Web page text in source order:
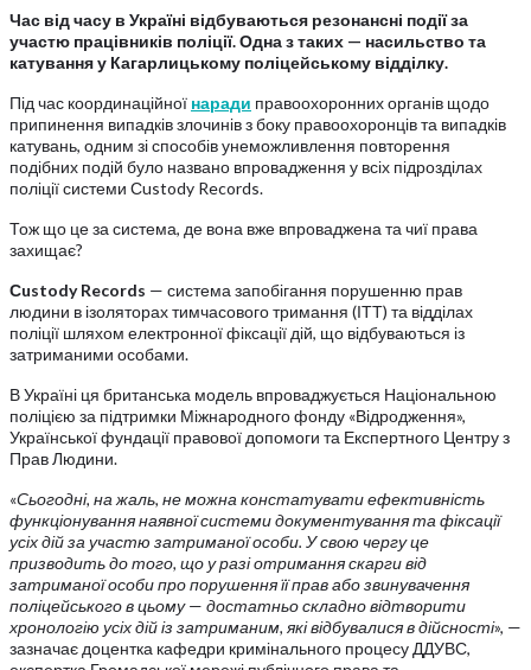
Час від часу в Україні відбуваються резонансні події за
участю працівників поліції. Одна з таких — насильство та
катування у Кагарлицькому поліцейському відділку.
Під час координаційної наради правоохоронних органів щодо
припинення випадків злочинів з боку правоохоронців та випадків
катувань, одним зі способів унеможливлення повторення
подібних подій було названо впровадження у всіх підрозділах
поліції системи Сustody Records.
Тож що це за система, де вона вже впроваджена та чиї права
захищає?
Сustody Records — система запобігання порушенню прав
людини в ізоляторах тимчасового тримання (ІТТ) та відділах
поліції шляхом електронної фіксації дій, що відбуваються із
затриманими особами.
В Україні ця британська модель впроваджується Національною
поліцією за підтримки Міжнародного фонду «Відродження»,
Української фундації правової допомоги та Експертного Центру з
Прав Людини.
«Сьогодні, на жаль, не можна констатувати ефективність
функціонування наявної системи документування та фіксації
усіх дій за участю затриманої особи. У свою чергу це
призводить до того, що у разі отримання скарги від
затриманої особи про порушення її прав або звинувачення
поліцейського в цьому— достатньо складно відтворити
хронологію усіх дій із затриманим, які відбувалися в дійсності», —
зазначає доцентка кафедри кримінального процесу ДДУВС,